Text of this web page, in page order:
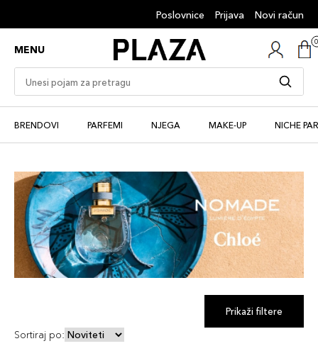
Poslovnice Prijava Novi račun
MENU
BRENDOVI PARFEMI NJEGA MAKE-UP NICHE
Prikaži filtere
Sortiraj po: